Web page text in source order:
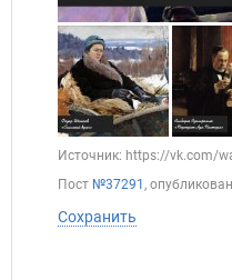
Источник: https://vk.com/
Пост №37291 , опубликован
Сохранить